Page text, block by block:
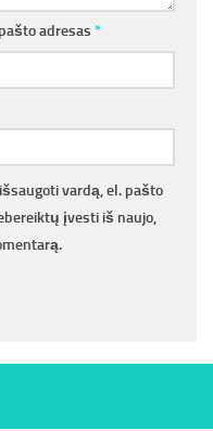
adresas *
vardą, el. pašto
įvesti iš naujo,